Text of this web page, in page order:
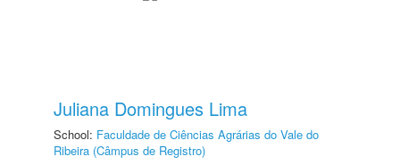
Juliana Domingues Lima
School: Faculdade de Ciências Agrárias do Vale do
Ribeira (Câmpus de Registro)